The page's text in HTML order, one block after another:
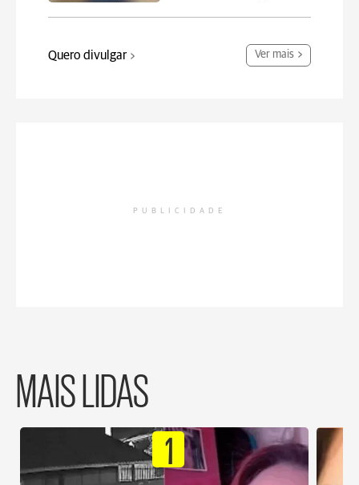
Quero divulgar Ver mais
PUBLICIDADE
MAIS LIDAS
1